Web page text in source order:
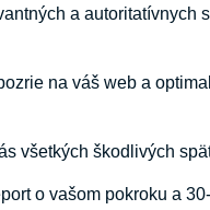
a autoritatívnych
na váš web a
všetkých škodlivých
o vašom pokroku a